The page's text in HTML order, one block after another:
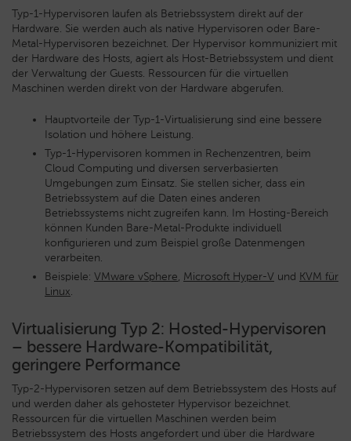
Typ-1-Hypervisoren laufen als Betriebssystem direkt auf der
Hardware. Sie werden auch als native Hypervisoren oder Bare-
Metal-Hypervisoren bezeichnet. Der Hypervisor kommuniziert mit
der Hardware des Hosts, agiert als Host-Betriebssystem und dient
der Verwaltung der Guests. Ressourcen für die virtuellen
Maschinen werden direkt von der Hardware abgerufen.
Hauptvorteile der Typ-1-Virtualisierung sind eine bessere
Isolation und höhere Leistung.
Typ-1-Hypervisoren kommen in Rechenzentren, beim
Cloud Computing und diversen serverbasierten
Umgebungen zum Einsatz. Sie stellen sicher, dass ein
Betriebssystem auf die Daten eines anderen
Betriebssystems nicht zugreifen kann. Im Hosting-Bereich
können Kunden Bare-Metal-Produkte individuell
konfigurieren und zum Beispiel große Datenmengen
verarbeiten.
Beispiele: VMware vSphere, Microsoft Hyper-V und KVM für
Linux.
Virtualisierung Typ 2: Hosted-Hypervisoren
– bessere Hardware-Kompatibilität,
geringere Performance
Typ-2-Hypervisoren setzen auf dem Betriebssystem des Hosts auf
und werden daher als gehosteter Hypervisor bezeichnet.
Ressourcen für die virtuellen Maschinen werden beim
Betriebssystem des Hosts angefordert und über die Hardware